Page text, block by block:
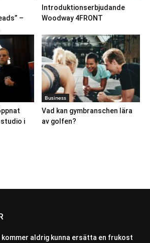
–
Introduktionserbjudande
Woodway 4FRONT
i
Business
Vad kan gymbranschen lära
av golfen?
kommer aldrig kunna ersätta en frukost